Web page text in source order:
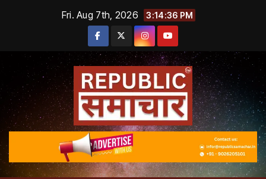
Fri. Aug 7th, 2026 3:14:37 PM